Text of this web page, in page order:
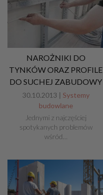
NAROŻNIKI DO
TYNKÓW ORAZ PROFILE
DO SUCHEJ ZABUDOWY
30.10.2013 | Systemy
budowlane
Jednymi z najczęściej
spotykanych problemów
wśród…